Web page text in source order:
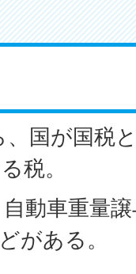
国が国税
税。
動車重量
がある。